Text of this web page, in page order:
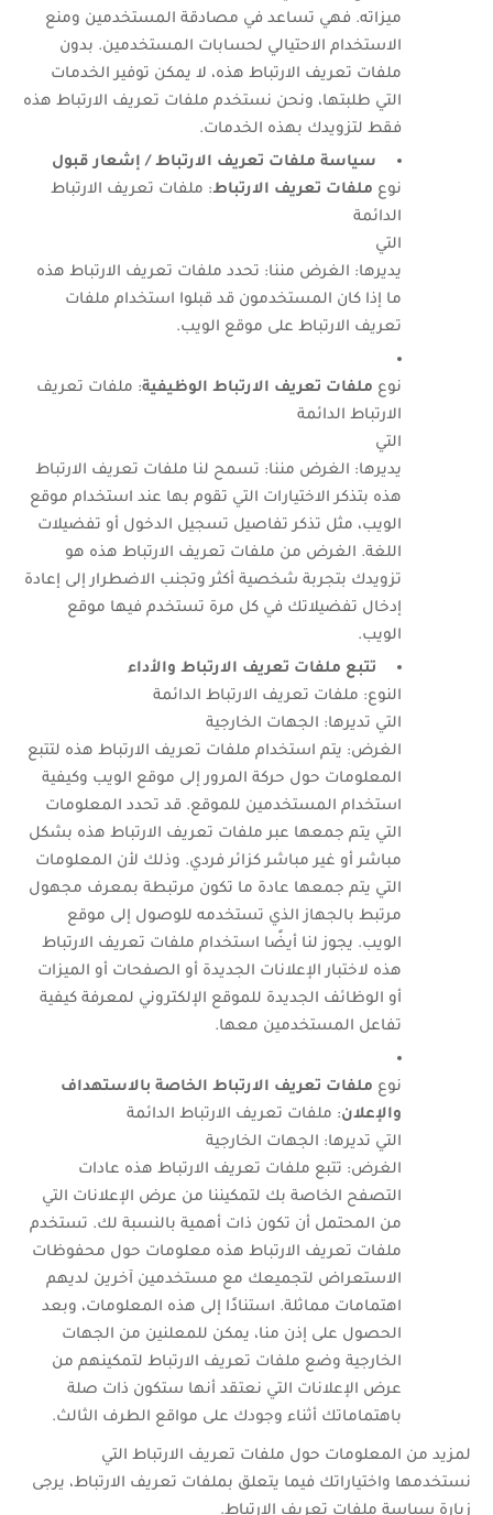
ميزاته. فهي تساعد في مصادقة المستخدمين ومنع
الاستخدام الاحتيالي لحسابات المستخدمين. بدون
ملفات تعريف الارتباط هذه، لا يمكن توفير الخدمات
التي طلبتها، ونحن نستخدم ملفات تعريف الارتباط هذه
فقط لتزويدك بهذه الخدمات.
سياسة ملفات تعريف الارتباط / إشعار قبول
نوعملفات تعريف الارتباط: ملفات تعريف الارتباط
الدائمة
التي
يديرها: الغرض مننا: تحدد ملفات تعريف الارتباط هذه
ما إذا كان المستخدمون قد قبلوا استخدام ملفات
تعريف الارتباط على موقع الويب.
نوعملفات تعريف الارتباط الوظيفية: ملفات تعريف
الارتباط الدائمة
التي
يديرها: الغرض مننا: تسمح لنا ملفات تعريف الارتباط
هذه بتذكر الاختيارات التي تقوم بها عند استخدام موقع
الويب، مثل تذكر تفاصيل تسجيل الدخول أو تفضيلات
اللغة. الغرض من ملفات تعريف الارتباط هذه هو
تزويدك بتجربة شخصية أكثر وتجنب الاضطرار إلى إعادة
إدخال تفضيلاتك في كل مرة تستخدم فيها موقع
الويب.
تتبع ملفات تعريف الارتباط والأداء
النوع: ملفات تعريف الارتباط الدائمة
التي تديرها: الجهات الخارجية
الغرض: يتم استخدام ملفات تعريف الارتباط هذه لتتبع
المعلومات حول حركة المرور إلى موقع الويب وكيفية
استخدام المستخدمين للموقع. قد تحدد المعلومات
التي يتم جمعها عبر ملفات تعريف الارتباط هذه بشكل
مباشر أو غير مباشر كزائر فردي. وذلك لأن المعلومات
التي يتم جمعها عادة ما تكون مرتبطة بمعرف مجهول
مرتبط بالجهاز الذي تستخدمه للوصول إلى موقع
الويب. يجوز لنا أيضًا استخدام ملفات تعريف الارتباط
هذه لاختبار الإعلانات الجديدة أو الصفحات أو الميزات
أو الوظائف الجديدة للموقع الإلكتروني لمعرفة كيفية
تفاعل المستخدمين معها.
نوعملفات تعريف الارتباط الخاصة بالاستهداف
والإعلان: ملفات تعريف الارتباط الدائمة
التي تديرها: الجهات الخارجية
الغرض: تتبع ملفات تعريف الارتباط هذه عادات
التصفح الخاصة بك لتمكيننا من عرض الإعلانات التي
من المحتمل أن تكون ذات أهمية بالنسبة لك. تستخدم
ملفات تعريف الارتباط هذه معلومات حول محفوظات
الاستعراض لتجميعك مع مستخدمين آخرين لديهم
اهتمامات مماثلة. استنادًا إلى هذه المعلومات، وبعد
الحصول على إذن منا، يمكن للمعلنين من الجهات
الخارجية وضع ملفات تعريف الارتباط لتمكينهم من
عرض الإعلانات التي نعتقد أنها ستكون ذات صلة
باهتماماتك أثناء وجودك على مواقع الطرف الثالث.
لمزيد من المعلومات حول ملفات تعريف الارتباط التي
نستخدمها واختياراتك فيما يتعلق بملفات تعريف الارتباط، يرجى
زيارة سياسة ملفات تعريف الارتباط.